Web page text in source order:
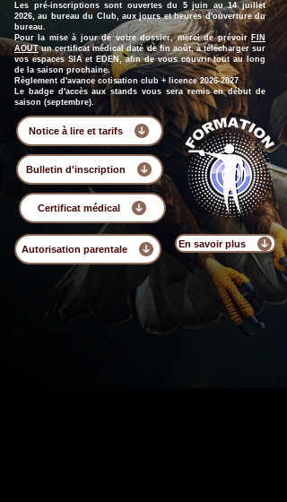
Les pré-inscriptions sont ouvertes du 5 juin au 14 juillet
2026, au bureau du Club, aux jours et heures d'ouverture du
bureau.
Pour la mise à jour de votre dossier, merci de prévoir FIN
AOUTun certificat médical daté de fin août, à télécharger sur
vos espaces SIA et EDEN, afin de vous couvrir tout au long
de la saison prochaine.
Règlement d'avance cotisation club + licence2026-2027
Le badge d'accès aux stands vous sera remis en début de
saison (septembre).
Notice à lire et tarifs
Bulletin d'inscription
Certificat médical
Autorisation parentale
En savoir plus